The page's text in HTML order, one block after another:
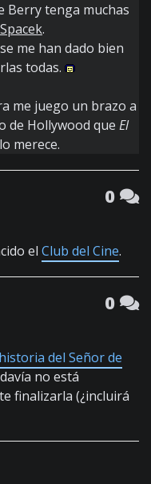
Berry tenga muchas
.
me han dado bien
todas.
me juego un brazo a
de Hollywood que El
merece.
0
el Club del Cine.
0
del Señor de
no está
finalizarla (¿incluirá